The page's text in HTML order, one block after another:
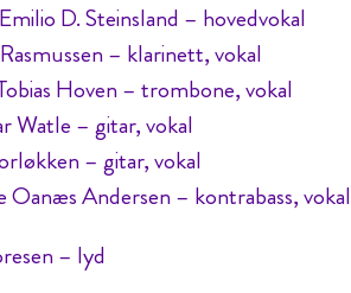
D. Steinsland – hovedvokal
– klarinett, vokal
Hoven – trombone, vokal
Watle – gitar, vokal
– gitar, vokal
Oanæs Andersen – kontrabass, vokal
– lyd